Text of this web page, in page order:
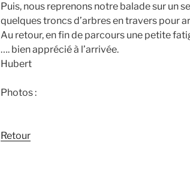
Puis, nous reprenons notre balade sur un
quelques troncs d’arbres en travers pour
Au retour, en fin de parcours une petite
…. bien apprécié à l’arrivée.
Hubert
Photos :
Retour